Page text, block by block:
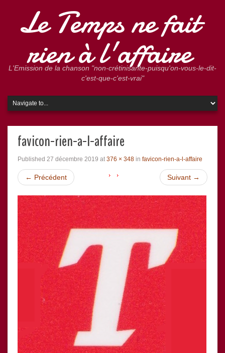
Le Temps ne fait
rien à l'affaire
L'Emission de la chanson "non-crétinisante-puisqu'on-vous-le-dit-
c'est-que-c'est-vrai"
favicon-rien-a-l-affaire
Published 27 décembre 2019 at376 × 348 in favicon-rien-a-l-affaire
← Précédent Suivant →